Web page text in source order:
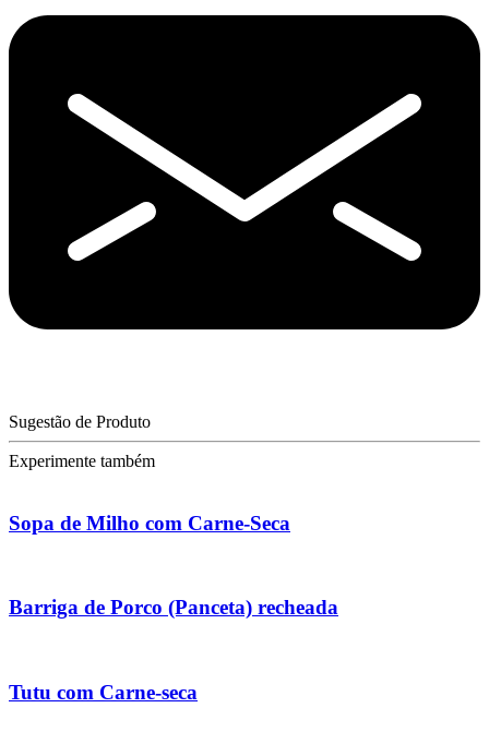
Sugestão de Produto
Experimente também
Sopa de Milho com Carne-Seca
Barriga de Porco (Panceta) recheada
Tutu com Carne-seca